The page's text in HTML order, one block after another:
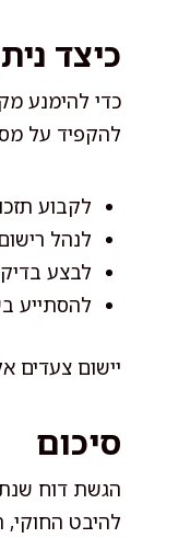
כיצד
כדי להימנע
להקפיד על
לקבוע
לנהל
לבצע
להסתייע
יישום צעדים
סיכום
הגשת דוח
להיבט